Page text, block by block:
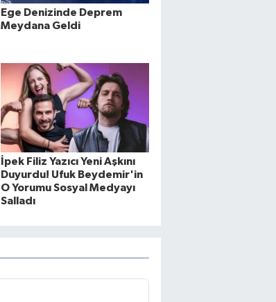
Ege Denizinde Deprem
Meydana Geldi
İpek Filiz Yazıcı Yeni Aşkını
Duyurdu! Ufuk Beydemir'in
O Yorumu Sosyal Medyayı
Salladı